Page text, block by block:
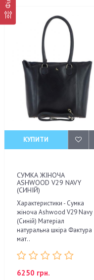
КУПИТИ
СУМКА ЖІНОЧА
ASHWOOD V29 NAVY
(СИНІЙ)
Характеристики - Сумка
жіноча Ashwood V29 Navy
(Синій) Матеріал
натуральна шкіра Фактура
мат..
6250 грн.